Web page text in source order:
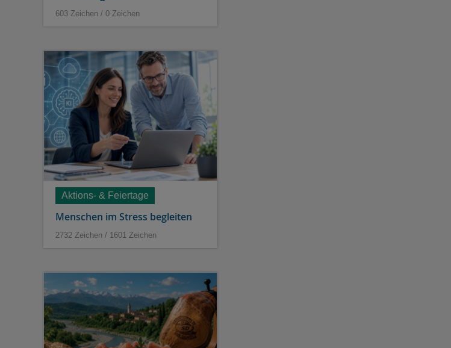
603 Zeichen / 0 Zeichen
Aktions- & Feiertage
Menschen im Stress begleiten
2732 Zeichen / 1601 Zeichen